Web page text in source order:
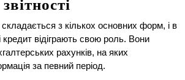
складається з кількох основних форм, і в
кредит відіграють свою роль. Вони
рахунків, на яких
за певний період.